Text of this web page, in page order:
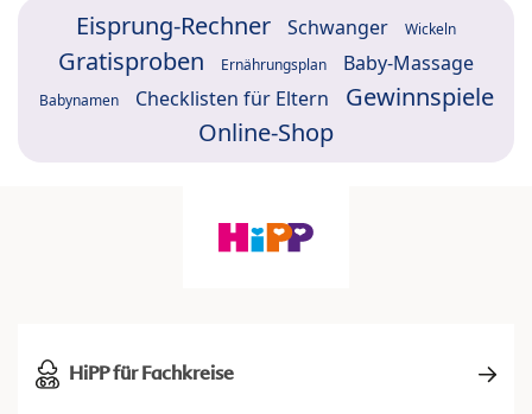
Eisprung-Rechner Schwanger Wickeln
Gratisproben Ernährungsplan Baby-Massage
Babynamen Checklisten für Eltern
Gewinnspiele
Online-Shop
HiPP für Fachkreise